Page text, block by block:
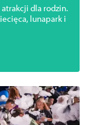
dla rodzin.
lunapark i